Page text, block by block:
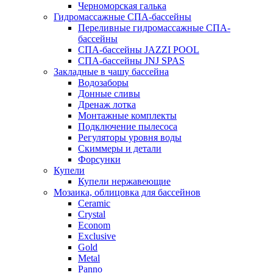
Черноморская галька
Гидромассажные СПА-бассейны
Переливные гидромассажные СПА-
бассейны
СПА-бассейны JAZZI POOL
СПА-бассейны JNJ SPAS
Закладные в чашу бассейна
Водозаборы
Донные сливы
Дренаж лотка
Монтажные комплекты
Подключение пылесоса
Регуляторы уровня воды
Скиммеры и детали
Форсунки
Купели
Купели нержавеющие
Мозаика, облицовка для бассейнов
Ceramic
Crystal
Econom
Exclusive
Gold
Metal
Panno